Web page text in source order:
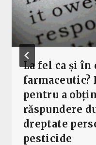
La fel ca și în
farmaceutic?
pentru a
răspundere
dreptate
pesticide